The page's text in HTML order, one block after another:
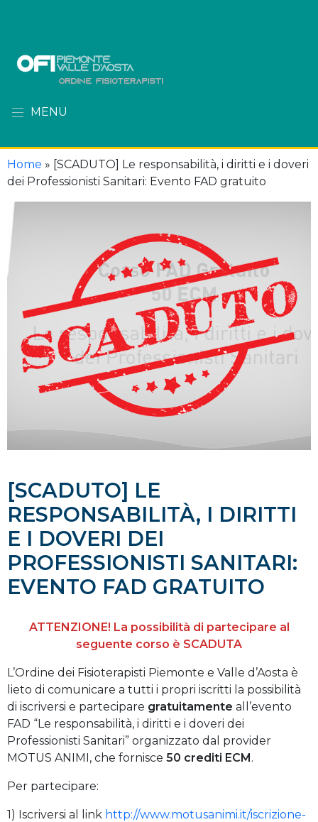
MENU
Home » [SCADUTO] Le responsabilità, i diritti e i doveri
dei Professionisti Sanitari: Evento FAD gratuito
[SCADUTO] LE
RESPONSABILITÀ, I DIRITTI
E I DOVERI DEI
PROFESSIONISTI SANITARI:
EVENTO FAD GRATUITO
ATTENZIONE! La possibilità di partecipare al
seguente corso è SCADUTA
L’Ordine dei Fisioterapisti Piemonte e Valle d’Aosta è
lieto di comunicare a tutti i propri iscritti la possibilità
di iscriversi e partecipare gratuitamente all’evento
FAD “Le responsabilità, i diritti e i doveri dei
Professionisti Sanitari” organizzato dal provider
MOTUS ANIMI, che fornisce 50 crediti ECM.
Per partecipare:
1) Iscriversi al link http://www.motusanimi.it/iscrizione-